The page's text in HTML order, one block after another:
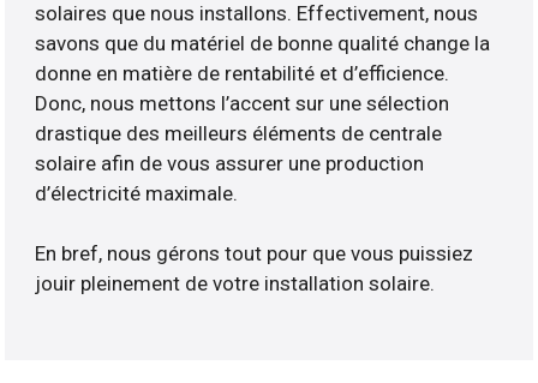
solaires que nous installons. Effectivement, nous
savons que du matériel de bonne qualité change la
donne en matière de rentabilité et d’efficience.
Donc, nous mettons l’accent sur une sélection
drastique des meilleurs éléments de centrale
solaire afin de vous assurer une production
d’électricité maximale.
En bref, nous gérons tout pour que vous puissiez
jouir pleinement de votre installation solaire.